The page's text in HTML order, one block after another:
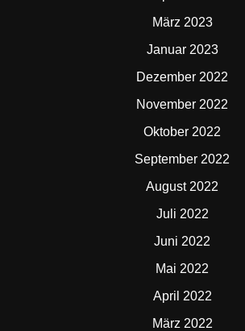
März 2023
Januar 2023
Dezember 2022
November 2022
Oktober 2022
September 2022
August 2022
Juli 2022
Juni 2022
Mai 2022
April 2022
März 2022